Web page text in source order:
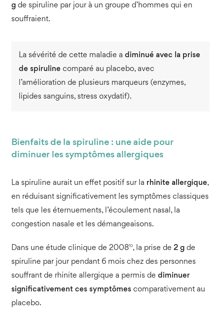
gde spiruline par jour à un groupe d’hommes qui en
souffraient.
La sévérité de cette maladie a diminué avec la prise
de spiruline comparé au placebo, avec
l’amélioration de plusieurs marqueurs (enzymes,
lipides sanguins, stress oxydatif).
Bienfaits de la spiruline : une aide pour
diminuer les symptômes allergiques
La spiruline aurait un effet positif sur la rhinite allergique,
en réduisant significativement les symptômes classiques
tels que les éternuements, l’écoulement nasal, la
congestion nasale et les démangeaisons.
Dans une étude clinique de 200810, la prise de 2 gde
spiruline par jour pendant 6 mois chez des personnes
souffrant de rhinite allergique a permis de diminuer
significativement ces symptômescomparativement au
placebo.